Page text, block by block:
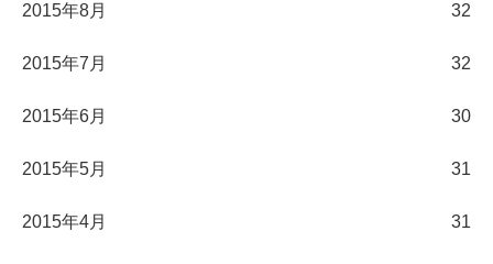
2015年8月 32
2015年7月 32
2015年6月 30
2015年5月 31
2015年4月 31